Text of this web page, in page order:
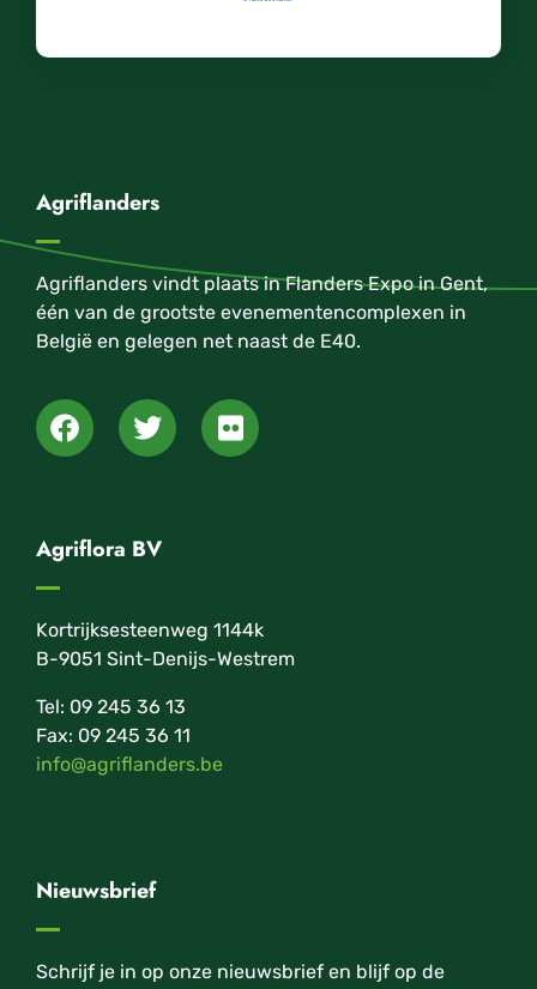
Agriflanders
Agriflanders vindt plaats in Flanders Expo in Gent,
één van de grootste evenementencomplexen in
België en gelegen net naast de E40.
Agriflora BV
Kortrijksesteenweg 1144k
B-9051 Sint-Denijs-Westrem
Tel: 09 245 36 13
Fax: 09 245 36 11
info@agriflanders.be
Nieuwsbrief
Schrijf je in op onze nieuwsbrief en blijf op de